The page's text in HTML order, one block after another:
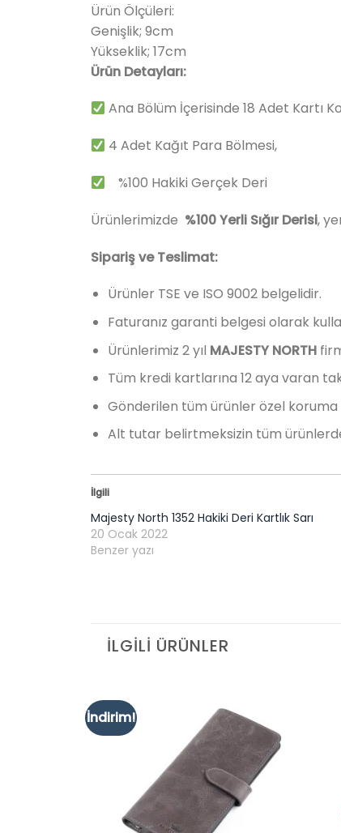
Ürün Ölçüleri:
Genişlik; 9cm
Yükseklik; 17cm
Ürün Detayları:
Ana Bölüm İçerisinde 18 Adet Kartı
4 Adet Kağıt Para Bölmesi,
%100 Hakiki Gerçek Deri
Ürünlerimizde %100 Yerli Sığır Derisi,
Sipariş ve Teslimat:
Ürünler TSE ve ISO 9002 belgelidir.
Faturanız garanti belgesi olarak
Ürünlerimiz 2 yıl MAJESTY NORTH
Tüm kredi kartlarına 12 aya varan
Gönderilen tüm ürünler özel koruma
Alt tutar belirtmeksizin tüm
İlgili
Majesty North 1352 Hakiki Deri Kartlık Sarı
20 Ocak 2022
Benzer yazı
İLGILI ÜRÜNLER
İndirim!
Add to
wishlist